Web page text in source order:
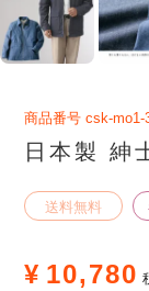
商品番号 csk-mo1-
日本製 紳
送料無料
¥ 10,780